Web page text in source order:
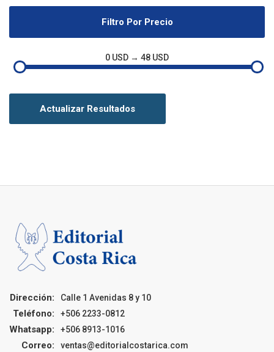
Filtro Por Precio
0 USD → 48 USD
Actualizar Resultados
Dirección: Calle 1 Avenidas 8 y 10
Teléfono: +506 2233-0812
Whatsapp: +506 8913-1016
Correo: ventas@editorialcostarica.com